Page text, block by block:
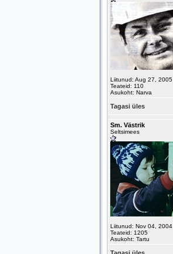
Liitunud: Aug 27, 2005
Teateid: 110
Asukoht: Narva
Tagasi üles
Sm. Västrik
Seltsimees
Liitunud: Nov 04, 2004
Teateid: 1205
Asukoht: Tartu